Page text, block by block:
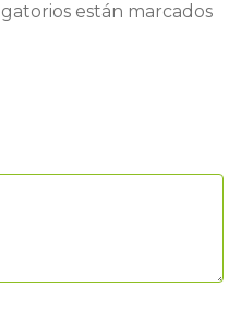
están marcados